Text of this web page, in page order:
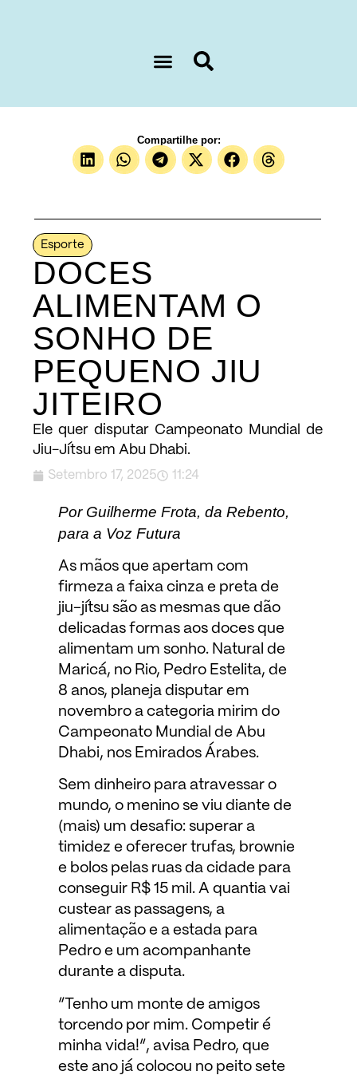
Compartilhe por:
Esporte
DOCES
ALIMENTAM O
SONHO DE
PEQUENO JIU
JITEIRO
Ele quer disputar Campeonato Mundial de
Jiu-Jítsu em Abu Dhabi.
Setembro 17, 2025 11:24
Por Guilherme Frota, da Rebento,
para a Voz Futura
As mãos que apertam com
firmeza a faixa cinza e preta de
jiu-jítsu são as mesmas que dão
delicadas formas aos doces que
alimentam um sonho. Natural de
Maricá, no Rio, Pedro Estelita, de
8 anos, planeja disputar em
novembro a categoria mirim do
Campeonato Mundial de Abu
Dhabi, nos Emirados Árabes.
Sem dinheiro para atravessar o
mundo, o menino se viu diante de
(mais) um desafio: superar a
timidez e oferecer trufas, brownie
e bolos pelas ruas da cidade para
conseguir R$ 15 mil. A quantia vai
custear as passagens, a
alimentação e a estada para
Pedro e um acompanhante
durante a disputa.
“Tenho um monte de amigos
torcendo por mim. Competir é
minha vida!”, avisa Pedro, que
este ano já colocou no peito sete